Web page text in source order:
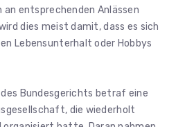
entsprechenden Anlässen
dies meist damit, dass es sich
Lebensunterhalt oder Hobbys
Bundesgerichts betraf eine
die wiederholt